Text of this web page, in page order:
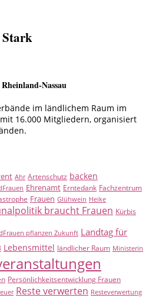
Nassau
im ländlichem Raum im
16.000 Mitgliedern, organisiert
Ahr Artenschutz backen
Ehrenamt Erntedank Fachzentrum
Frauen Glühwein Heike
braucht Frauen Kürbis
pflanzen Zukunft Landtag für
Lebensmittel ländlicher Raum Ministerin
Persönlichkeitsentwicklung Frauen
Reste verwerten Resteverwertung